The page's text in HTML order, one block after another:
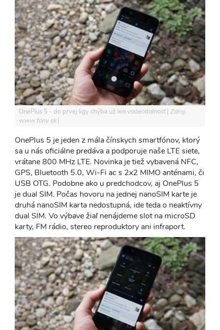
OnePlus 5 - do prvej ligy chýba už len vodeodolnosť Zdroj:
www.fony.sk
OnePlus 5 je jeden z mála čínskych smartfónov, ktorý
sa u nás oficiálne predáva a podporuje naše LTE siete,
vrátane 800 MHz LTE. Novinka je tiež vybavená NFC,
GPS, Bluetooth 5.0, Wi-Fi ac s 2x2 MIMO anténami, či
USB OTG. Podobne ako u predchodcov, aj OnePlus 5
je dual SIM. Počas hovoru na jednej nanoSIM karte je
druhá nanoSIM karta nedostupná, ide teda o neaktívny
dual SIM. Vo výbave žiaľ nenájdeme slot na microSD
karty, FM rádio, stereo reproduktory ani infraport.